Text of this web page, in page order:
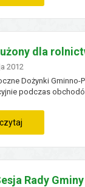
ogłoszenie
przetargu
na
dla
2012
Dożynki Gminno-
podczas
z powyższym
czytaj
zasłużony
Rady Gminy